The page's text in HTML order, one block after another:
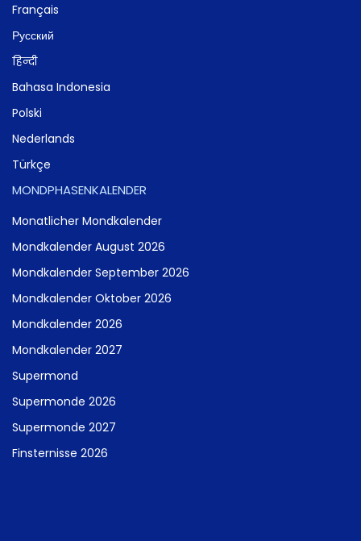
Français
Русский
हिन्दी
Bahasa Indonesia
Polski
Nederlands
Türkçe
MONDPHASENKALENDER
Monatlicher Mondkalender
Mondkalender August 2026
Mondkalender September 2026
Mondkalender Oktober 2026
Mondkalender 2026
Mondkalender 2027
Supermond
Supermonde 2026
Supermonde 2027
Finsternisse 2026